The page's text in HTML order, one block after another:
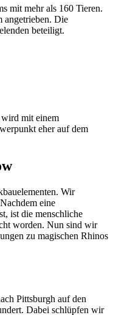
mit mehr als 160 Tieren.
angetrieben. Die
beteiligt.
mit einem
eher auf dem
Wir
eine
ist die menschliche
worden. Nun sind wir
zu magischen Rhinos
Pittsburgh auf den
Dabei schlüpfen wir